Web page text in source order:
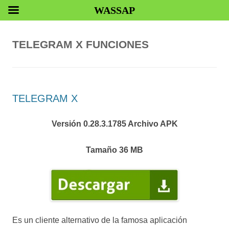
TELEGRAM X FUNCIONES
TELEGRAM X
Versión 0.28.3.1785 Archivo APK
Tamaño 36 MB
Es un cliente alternativo de la famosa aplicación
WASSAP